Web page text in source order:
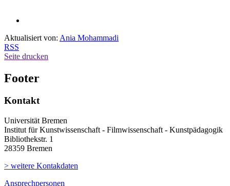
Aktualisiert von: Ania Mohammadi
RSS
Seite drucken
Footer
Kontakt
Universität Bremen
Institut für Kunstwissenschaft - Filmwissenschaft - Kunstpädagogik
Bibliothekstr. 1
28359 Bremen
> weitere Kontakdaten
Ansprechpersonen